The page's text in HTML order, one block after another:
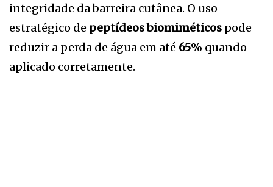
integridade da barreira cutânea. O uso
estratégico de peptídeos biomiméticos pode
reduzir a perda de água em até 65% quando
aplicado corretamente.